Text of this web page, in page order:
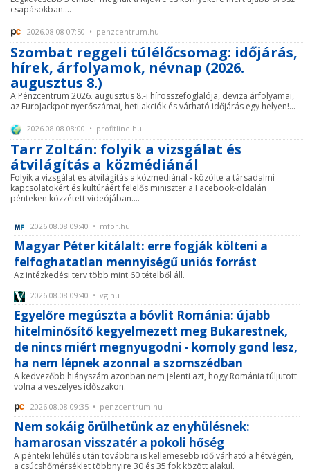
csapásokban....
2026.08.08 07:50 • penzcentrum.hu
Szombat reggeli túlélőcsomag: időjárás,
hírek, árfolyamok, névnap (2026.
augusztus 8.)
A Pénzcentrum 2026. augusztus 8.-i hírösszefoglalója, deviza árfolyamai,
az EuroJackpot nyerőszámai, heti akciók és várható időjárás egy helyen!...
2026.08.08 08:00 • profitline.hu
Tarr Zoltán: folyik a vizsgálat és
átvilágítás a közmédiánál
Folyik a vizsgálat és átvilágítás a közmédiánál - közölte a társadalmi
kapcsolatokért és kultúráért felelős miniszter a Facebook-oldalán
pénteken közzétett videójában....
2026.08.08 09:40 • mfor.hu
Magyar Péter kitálalt: erre fogják költeni a
felfoghatatlan mennyiségű uniós forrást
Az intézkedési terv több mint 60 tételből áll.
2026.08.08 09:40 • vg.hu
Egyelőre megúszta a bóvlit Románia: újabb
hitelminősítő kegyelmezett meg Bukarestnek,
de nincs miért megnyugodni - komoly gond lesz,
ha nem lépnek azonnal a szomszédban
A kedvezőbb hiányszám azonban nem jelenti azt, hogy Románia túljutott
volna a veszélyes időszakon.
2026.08.08 09:35 • penzcentrum.hu
Nem sokáig örülhetünk az enyhülésnek:
hamarosan visszatér a pokoli hőség
A pénteki lehűlés után továbbra is kellemesebb idő várható a hétvégén,
a csúcshőmérséklet többnyire 30 és 35 fok között alakul.